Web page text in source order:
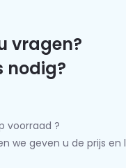
vragen?
nodig?
voorraad ?
we geven u de prijs en